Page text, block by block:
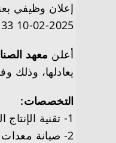
إعلان وظيفي
2025-02-10 15:19:33 وجاءت التفاصيل والمتطلبات وطريقة التقديم على النحو التالي
أعلن معهد
يعادلها، وذلك
التخصصات:
1- تقنية الإنتاج الغذائي.
2- صيانة معدات الإنتاج.